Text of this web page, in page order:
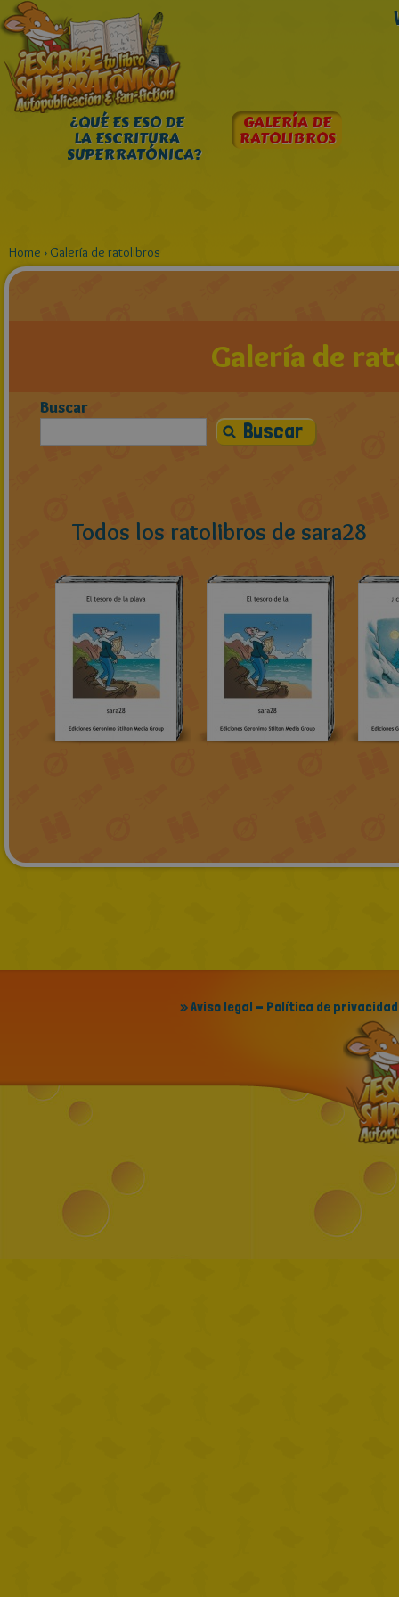
¿QUÉ ES ESO DE
LA ESCRITURA
SUPERRATÓNICA?
GALERÍA DE
RATOLIBROS
Home › Galería de ratolibros
Galería de
Buscar
Todos los ratolibros de sara28
» Aviso legal - Política de privacidad